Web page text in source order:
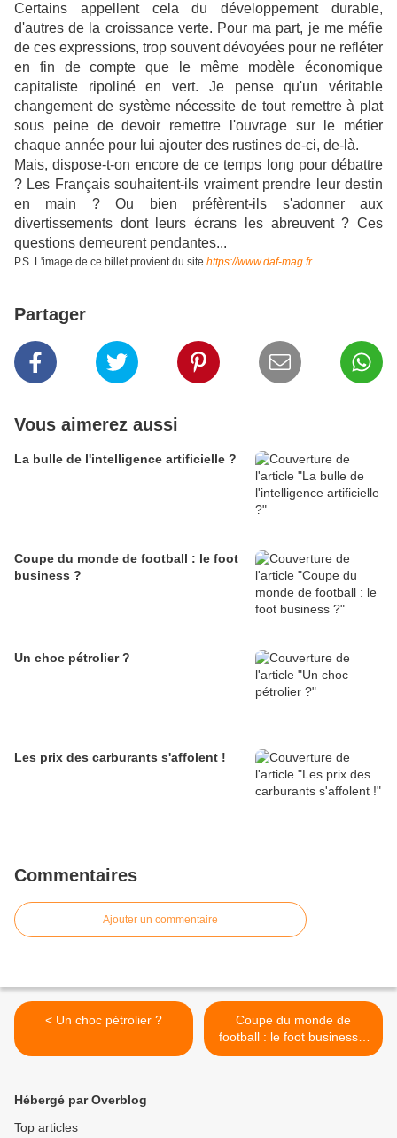
Certains appellent cela du développement durable,
d'autres de la croissance verte. Pour ma part, je me méfie
de ces expressions, trop souvent dévoyées pour ne refléter
en fin de compte que le même modèle économique
capitaliste ripoliné en vert. Je pense qu'un véritable
changement de système nécessite de tout remettre à plat
sous peine de devoir remettre l'ouvrage sur le métier
chaque année pour lui ajouter des rustines de-ci, de-là.
Mais, dispose-t-on encore de ce temps long pour débattre
? Les Français souhaitent-ils vraiment prendre leur destin
en main ? Ou bien préfèrent-ils s'adonner aux
divertissements dont leurs écrans les abreuvent ? Ces
questions demeurent pendantes...
P.S. L'image de ce billet provient du site https://www.daf-mag.fr
Partager
Vous aimerez aussi
La bulle de l'intelligence artificielle ?
Coupe du monde de football : le foot
business ?
Un choc pétrolier ?
Les prix des carburants s'affolent !
Commentaires
Ajouter un commentaire
< Un choc pétrolier ?
Coupe du monde de
football : le foot business ?
>
Hébergé par Overblog
Top articles